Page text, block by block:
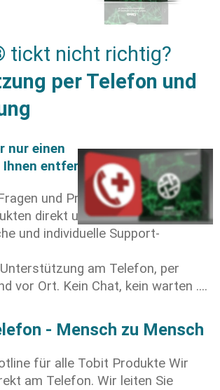
tickt nicht richtig?
per Telefon und
nur einen
entfernt!
und Probleme zu Tobit
direkt und schnell. Wir bieten
und individuelle Support-
am Telefon, per
vor Ort. Kein Chat, kein warten ....
- Mensch zu Mensch
für alle Tobit Produkte Wir
am Telefon. Wir leiten Sie